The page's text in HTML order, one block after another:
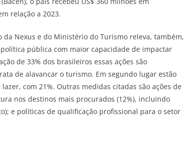
relação a 2023.
da Nexus e do Ministério do Turismo releva, também,
pública com maior capacidade de impactar
de 33% dos brasileiros essas ações são
de alavancar o turismo. Em segundo lugar estão
com 21%. Outras medidas citadas são ações de
nos destinos mais procurados (12%), incluindo
e políticas de qualificação profissional para o setor